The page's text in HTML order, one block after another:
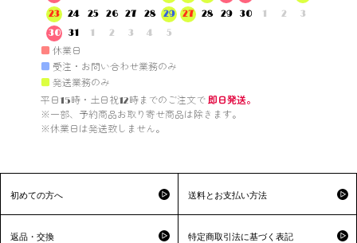
23
24 25 26 27 28
29
30
31 1 2 3 4 5
27
28 29 30 1 2 3
■ 休業日
■ 受注・お問い合わせ業務のみ
■ 発送業務のみ
平日15時・土日祝12時までのご注文で 即日発送。
※一部、予約商品お取り寄せ商品は除きます。
※休業日は発送致しません。
初めての方へ 送料とお支払い方法
返品・交換 特定商取引法に基づく表記